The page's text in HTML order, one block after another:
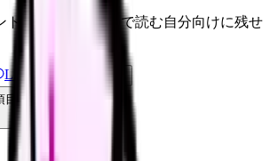
トを、同僚やあとで読む自分向けに残せ
LINE
投稿文コピー
目